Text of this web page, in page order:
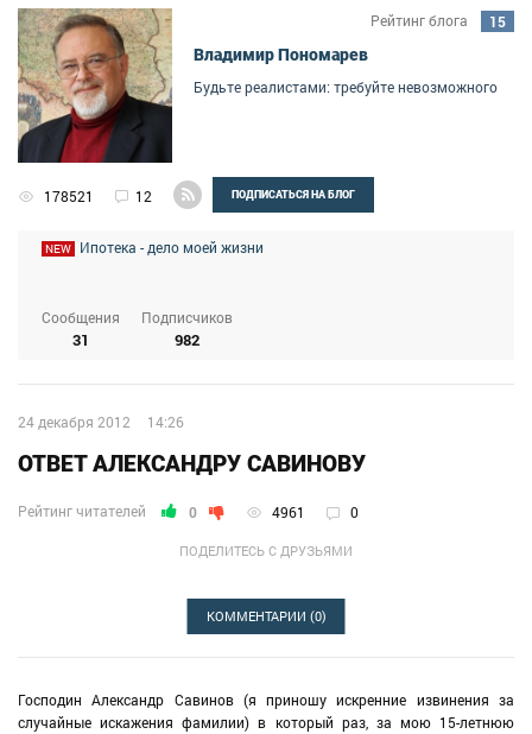
Владимир Пономарев
Будьте реалистами: требуйте невозможного
178521 12 ПОДПИСАТЬСЯ НА БЛОГ
Сообщения
31
Подписчиков
982
NEW Ипотека - дело моей жизни
Рейтинг блога 15
24 декабря 2012 14:26
ПОДЕЛИТЕСЬ С ДРУЗЬЯМИ
ОТВЕТ АЛЕКСАНДРУ САВИНОВУ
Рейтинг читателей 0 4961 0
КОММЕНТАРИИ (0)
Господин Александр Савинов (я приношу искренние извинения за
случайные искажения фамилии) в который раз, за мою 15-летнюю